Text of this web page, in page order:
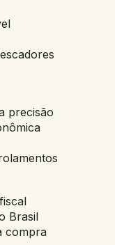
precisão
Brasil
compra